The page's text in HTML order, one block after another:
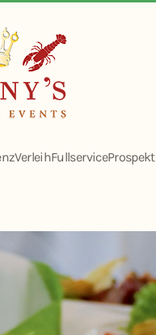
VerleihFullserviceProspekt